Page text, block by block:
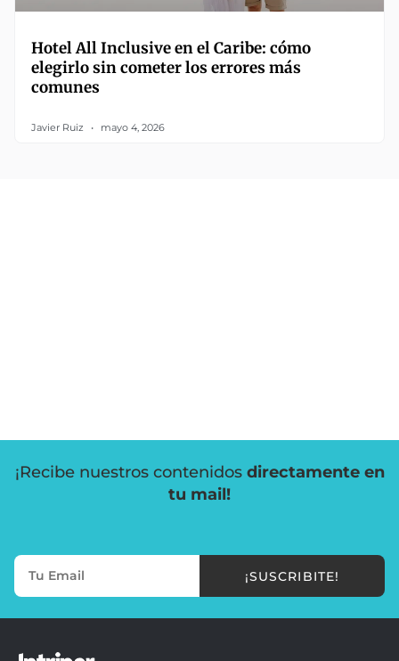
Hotel All Inclusive en el Caribe: cómo
elegirlo sin cometer los errores más
comunes
Javier Ruiz mayo 4, 2026
¡Recibe nuestros contenidos directamente en
tu mail!
¡SUSCRIBITE!